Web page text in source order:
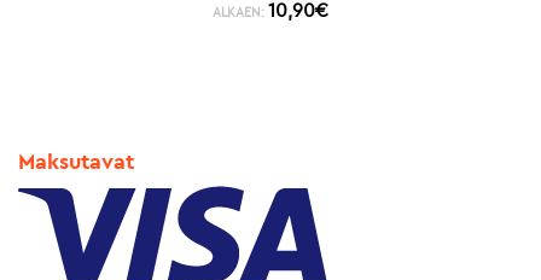
ALKAEN: 10,90€
Maksutavat